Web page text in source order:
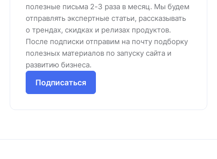
полезные письма 2-3 раза в месяц. Мы будем
отправлять экспертные статьи, рассказывать
о трендах, скидках и релизах продуктов.
После подписки отправим на почту подборку
полезных материалов по запуску сайта и
развитию бизнеса.
Подписаться